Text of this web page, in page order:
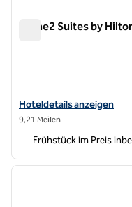
Home2 Suites by
Hoteldetails für Home2
Hoteldetails anzeigen
9,21 Meilen
Frühstück im Preis
1 von 12